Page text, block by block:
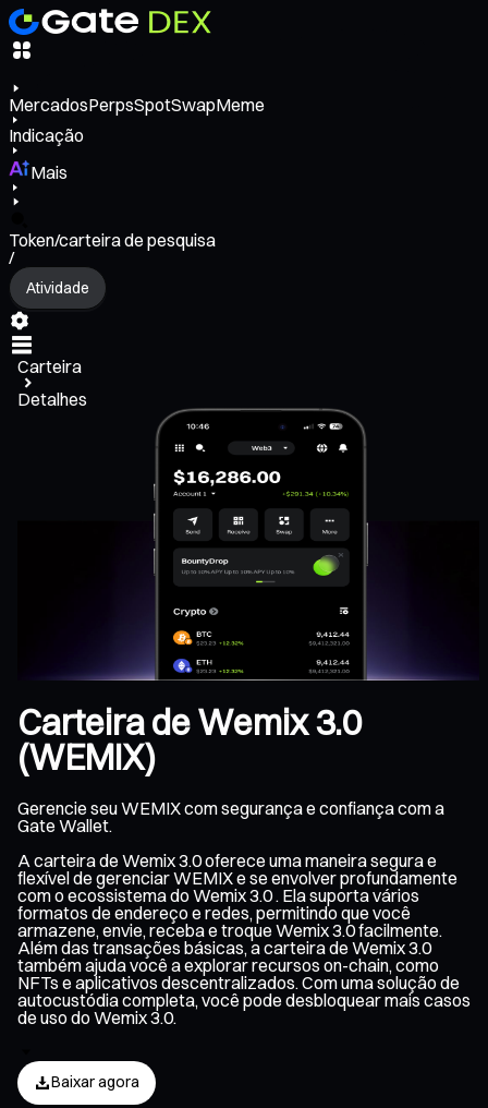
MercadosPerpsSpotSwapMeme
Indicação
Mais
Token/carteira de pesquisa
/
Atividade
Carteira
Detalhes
Carteira de Wemix 3.0
(WEMIX)
Gerencie seu WEMIX com segurança e confiança com a
Gate Wallet.
A carteira de Wemix 3.0 oferece uma maneira segura e
flexível de gerenciar WEMIX e se envolver profundamente
com o ecossistema do Wemix 3.0 . Ela suporta vários
formatos de endereço e redes, permitindo que você
armazene, envie, receba e troque Wemix 3.0 facilmente.
Além das transações básicas, a carteira de Wemix 3.0
também ajuda você a explorar recursos on-chain, como
NFTs e aplicativos descentralizados. Com uma solução de
autocustódia completa, você pode desbloquear mais casos
de uso do Wemix 3.0.
Baixar agora